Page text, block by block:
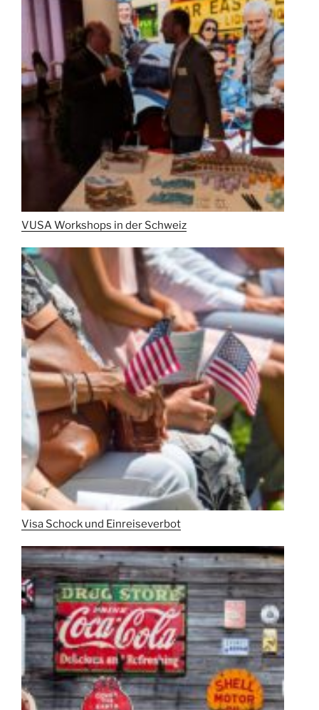
VUSA Workshops in der Schweiz
Visa Schock und Einreiseverbot